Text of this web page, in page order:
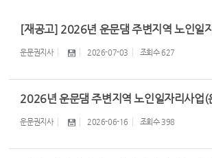
[재공고] 2026년 운문댐 주변지역 노인일
운문권지사 2026-07-03 조회수627
2026년 운문댐 주변지역 노인일자리사업(
운문권지사 2026-06-16 조회수 398